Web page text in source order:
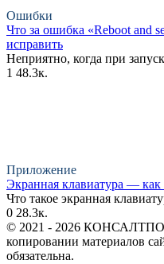
Ошибки
Что за ошибка «Reboot and
исправить
Неприятно, когда при
1 48.3к.
Приложение
Экранная клавиатура —
Что такое экранная
0 28.3к.
© 2021 - 2026
копировании материалов
обязательна.